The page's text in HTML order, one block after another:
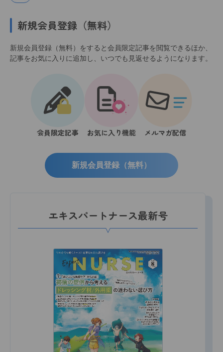
新規会員登録（無料）
新規会員登録（無料）をすると会員限定記事を閲覧できるほか、
記事をお気に入りに追加し、いつでも見返せるようになります。
会員限定記事 お気に入り機能 メルマガ配信
新規会員登録（無料）
エキスパートナース最新号